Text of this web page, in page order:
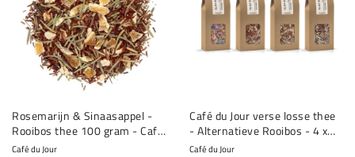
Rosemarijn & Sinaasappel -
Rooibos thee 100 gram - Café
du Jour losse thee
Café du Jour
Café du Jour verse losse thee
- Alternatieve Rooibos - 4 x
100 gram
Café du Jour